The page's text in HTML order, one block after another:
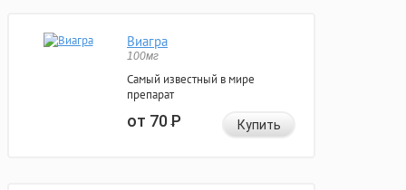
Виагра
100мг
Самый известный в мире
препарат
от 70Р Купить